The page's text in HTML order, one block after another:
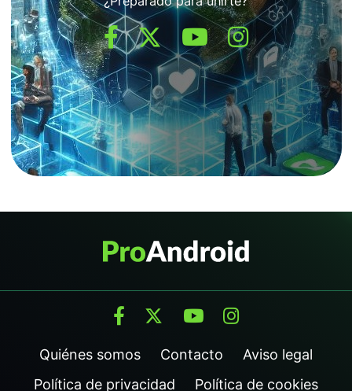
Quiénes somos Contacto
Aviso legal
Política de privacidad
Política de cookies